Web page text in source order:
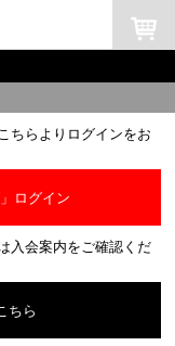
ちらよりログインをお
ログイン
入会案内をご確認くだ
ちら